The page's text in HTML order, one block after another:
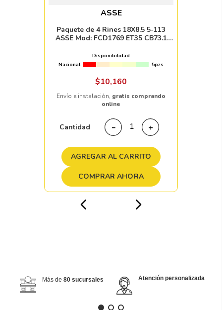
ASSE
Paquete de 4 Rines 18X8.5 5-113
ASSE Mod: FCD1769 ET35 CB73.1
Disponibilidad
Nacional
5pzs
$10,160
Envío e instalación, gratis comprando
online
Cantidad ＋
－
AGREGAR AL CARRITO
COMPRAR AHORA
Más de 80 sucursales Atención personalizada